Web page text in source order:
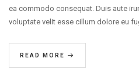
ea commodo consequat. Duis aute
voluptate velit esse cillum dolore eu
READ MORE